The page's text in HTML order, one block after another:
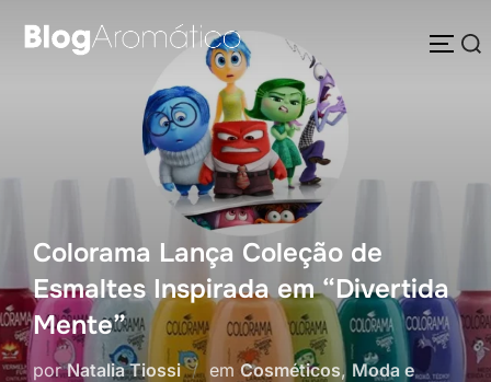
para
Pesquisar
Colorama Lança Coleção de
Esmaltes Inspirada em “Divertida
Mente”
porNatalia Tiossi em Cosméticos, Moda e